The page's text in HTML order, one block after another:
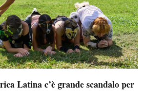
Latina c’è grande scandalo per